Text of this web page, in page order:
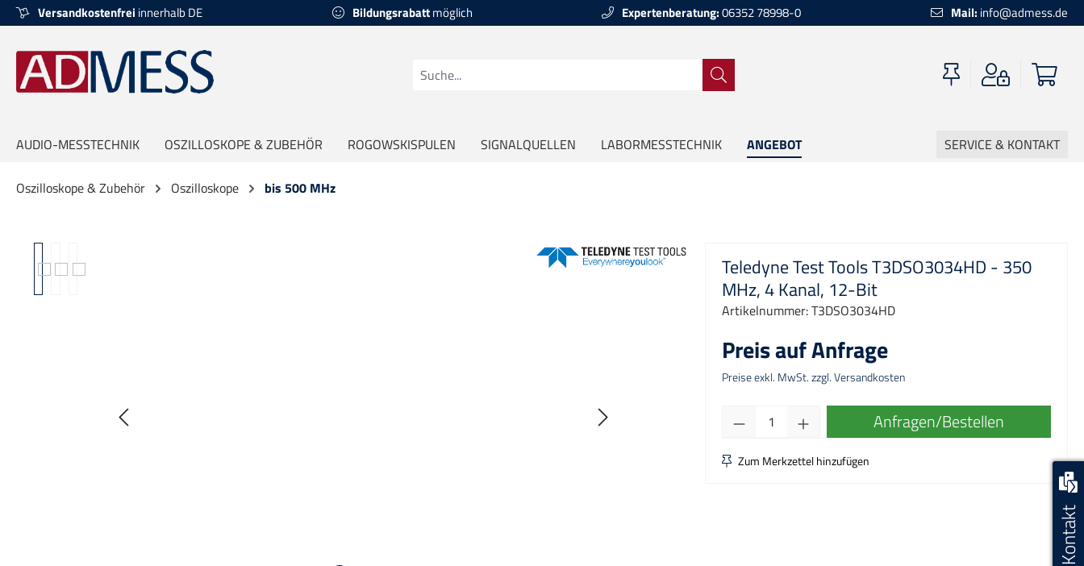
Zur Hauptnavigation springen
Kontakt
Versandkostenfrei innerhalb DE Bildungsrabattmöglich Expertenberatung:06352 78998-0 Mail: info@admess.de
AUDIO-MESSTECHNIK OSZILLOSKOPE & ZUBEHÖR ROGOWSKISPULEN SIGNALQUELLEN LABORMESSTECHNIK ANGEBOT SERVICE & KONTAKT
Oszilloskope & Zubehör Oszilloskope bis 500 MHz
Teledyne Test Tools T3DSO3034HD - 350
MHz, 4 Kanal, 12-Bit
Artikelnummer:T3DSO3034HD
Preis auf Anfrage
Preise exkl. MwSt. zzgl. Versandkosten
Produkt Anzahl: Gib den gewünschten
Anfragen/Bestellen
Zum Merkzettel hinzufügen